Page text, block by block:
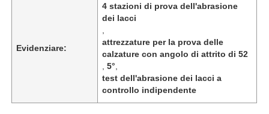
Evidenziare:
4 stazioni di prova dell'abrasione
dei lacci
attrezzature per la prova delle
calzature con angolo di attrito di 52
,5°
test dell'abrasione dei lacci a
controllo indipendente